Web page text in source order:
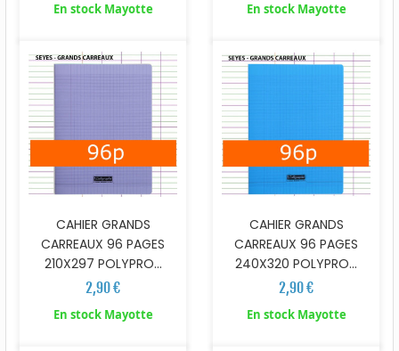
En stock Mayotte En stock Mayotte
CAHIER GRANDS
CARREAUX 96 PAGES
210X297 POLYPRO...
2,90 €
En stock Mayotte
CAHIER GRANDS
CARREAUX 96 PAGES
240X320 POLYPRO...
2,90 €
En stock Mayotte